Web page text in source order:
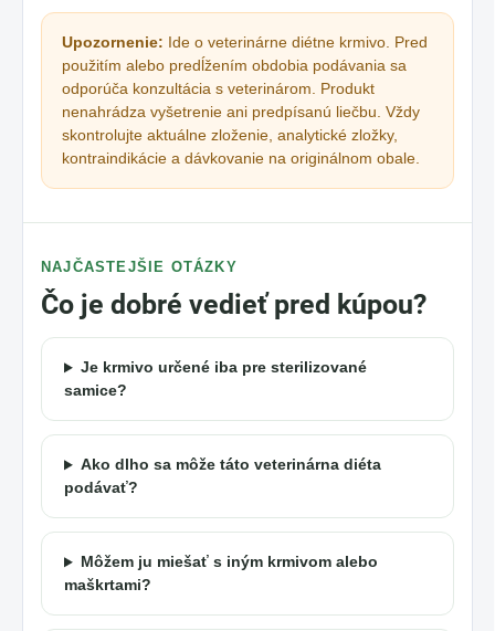
Upozornenie: Ide o veterinárne diétne krmivo. Pred
použitím alebo predĺžením obdobia podávania sa
odporúča konzultácia s veterinárom. Produkt
nenahrádza vyšetrenie ani predpísanú liečbu. Vždy
skontrolujte aktuálne zloženie, analytické zložky,
kontraindikácie a dávkovanie na originálnom obale.
NAJČASTEJŠIE OTÁZKY
Čo je dobré vedieť pred kúpou?
Je krmivo určené iba pre sterilizované
samice?
Ako dlho sa môže táto veterinárna diéta
podávať?
Môžem ju miešať s iným krmivom alebo
maškrtami?